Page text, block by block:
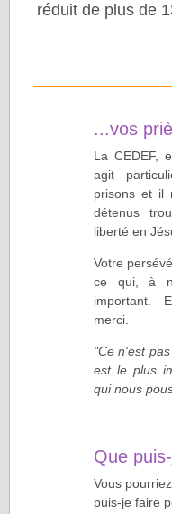
réduit de plus de
...vos
La CEDEF,
agit
prisons et il
détenus
liberté en
Votre
ce qui, à
important.
merci.
"Ce n'est
est le plus
qui nous
Que
Vous
puis-je faire